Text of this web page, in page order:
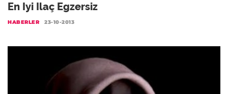
En Iyi Ilaç Egzersiz
HABERLER 23-10-2013